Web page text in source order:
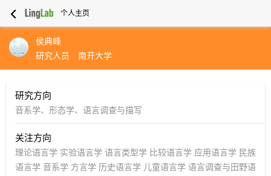
个人主页
侯典峰
研究人员
南开大学
研究方向
音系学、形态学、语言调查与描写
关注方向
理论语言学 实验语言学 语言类型学 比较语言学 应用语言学 民族
语言学 音系学 方言学 历史语言学 儿童语言学 语言调查与田野语